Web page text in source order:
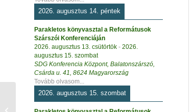
2026. augusztus 14. péntek
Parakletos könyvasztal a Reformátusok
Szárszói Konferenciáján
2026. augusztus 13. csütörtök - 2026.
augusztus 15. szombat
SDG Konferencia Központ, Balatonszárszó,
Csárda u. 41, 8624 Magyarország
Tovább olvasom...
2026. augusztus 15. szombat
Bibliai személyek –